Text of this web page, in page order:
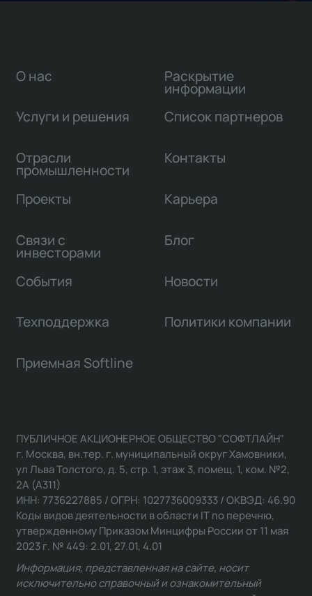
О нас
Услуги и решения
Отрасли
промышленности
Проекты
Связи с
инвесторами
Раскрытие
информации
Список партнеров
Контакты
Карьера
Блог
События Новости
Техподдержка Политики компании
Приемная Softline
ПУБЛИЧНОЕ АКЦИОНЕРНОЕ ОБЩЕСТВО "СОФТЛАЙН"
г. Москва, вн.тер. г. муниципальный округ Хамовники,
ул Льва Толстого, д. 5, стр. 1, этаж 3, помещ. 1, ком. №2,
2А (А311)
ИНН: 7736227885 / ОГРН: 1027736009333 / ОКВЭД: 46.90
Коды видов деятельности в области IT по перечню,
утвержденному Приказом Минцифры России от 11 мая
2023 г. № 449: 2.01, 27.01, 4.01
Информация, представленная на сайте, носит
исключительно справочный и ознакомительный